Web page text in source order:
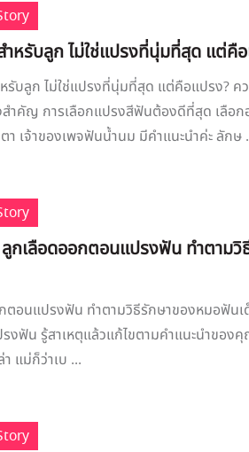
หรับลูก ไม่ใช่แปรงที่นุ่มที่สุด แต่คื
รับลูก ไม่ใช่แปรงที่นุ่มที่สุด แต่คือแปรง? ค
สำคัญ การเลือกแปรงสีฟันต้องดีที่สุด เลือก
เจ้าของเพจฟันน้ำนม มีคำแนะนำค่ะ ลักษ
กเลือดออกตอนแปรงฟัน ทำตาม
ตอนแปรงฟัน ทำตามวิธีรักษาของหมอฟัน
งฟัน รู้สาเหตุแล้วแก้ไขตามคำแนะนำของ
แม่ก็ว่าเบ ...